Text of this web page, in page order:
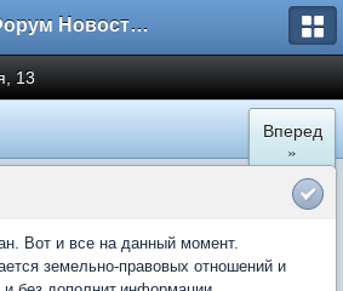
Форум Новостройки
13
Вперед
»
Вот и все на данный момент.
земельно-правовых отношений и